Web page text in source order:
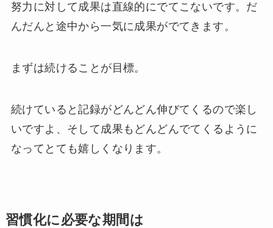
努力に対して成果は直線的にでてこないです。だ
んだんと途中から一気に成果がでてきます。
まずは続けることが目標。
続けていると記録がどんどん伸びてくるので楽し
いですよ、そして成果もどんどんでてくるように
なってとても嬉しくなります。
習慣化に必要な期間は